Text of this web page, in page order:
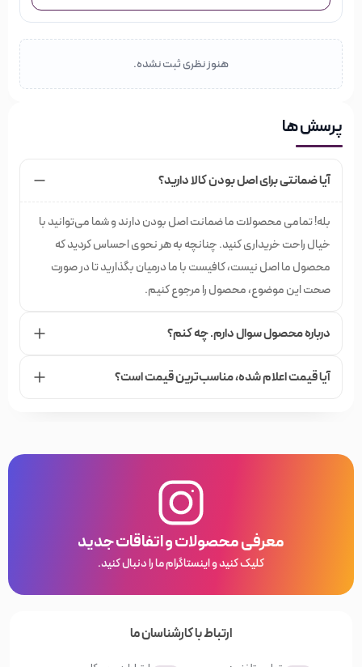
هنوز نظری ثبت نشده.
پرسش ها
آیا ضمانتی برای اصل بودن کالا دارید؟
بله! تمامی محصولات ما ضمانت اصل بودن دارند و شما می‌توانید با
خیال راحت خریداری کنید. چنانچه به هر نحوی احساس کردید که
محصول ما اصل نیست، کافیست با ما درمیان بگذارید تا در صورت
صحت این موضوع، محصول را مرجوع کنیم.
درباره محصول سوال دارم. چه کنم؟
آیا قیمت اعلام شده،‌ مناسب‌ترین قیمت است؟
معرفی محصولات و اتفاقات جدید
کلیک کنید و اینستاگرام ما را دنبال کنید.
ارتباط با کارشناسان ما